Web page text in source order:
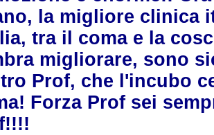
la migliore clinica
tra il coma e la
migliorare, sono
Prof, che l'incubo
Forza Prof sei